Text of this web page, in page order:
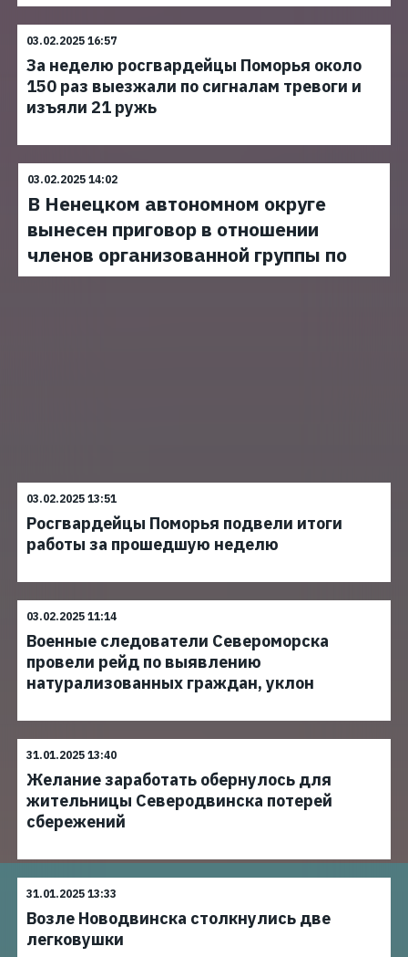
03.02.2025 16:57
За неделю росгвардейцы Поморья около
150 раз выезжали по сигналам тревоги и
изъяли 21 ружь
03.02.2025 14:02
В Ненецком автономном округе
вынесен приговор в отношении
членов организованной группы по
03.02.2025 13:51
Росгвардейцы Поморья подвели итоги
работы за прошедшую неделю
03.02.2025 11:14
Военные следователи Североморска
провели рейд по выявлению
натурализованных граждан, уклон
31.01.2025 13:40
Желание заработать обернулось для
жительницы Северодвинска потерей
сбережений
31.01.2025 13:33
Возле Новодвинска столкнулись две
легковушки